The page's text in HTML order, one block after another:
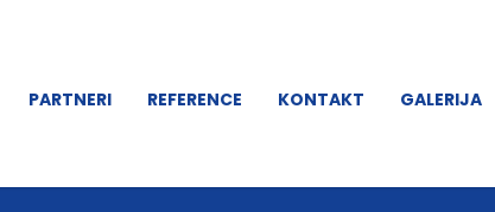
PARTNERI REFERENCE KONTAKT GALERIJA